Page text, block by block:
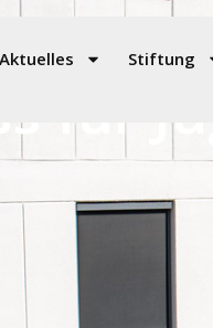
Aktuelles Stiftung
für